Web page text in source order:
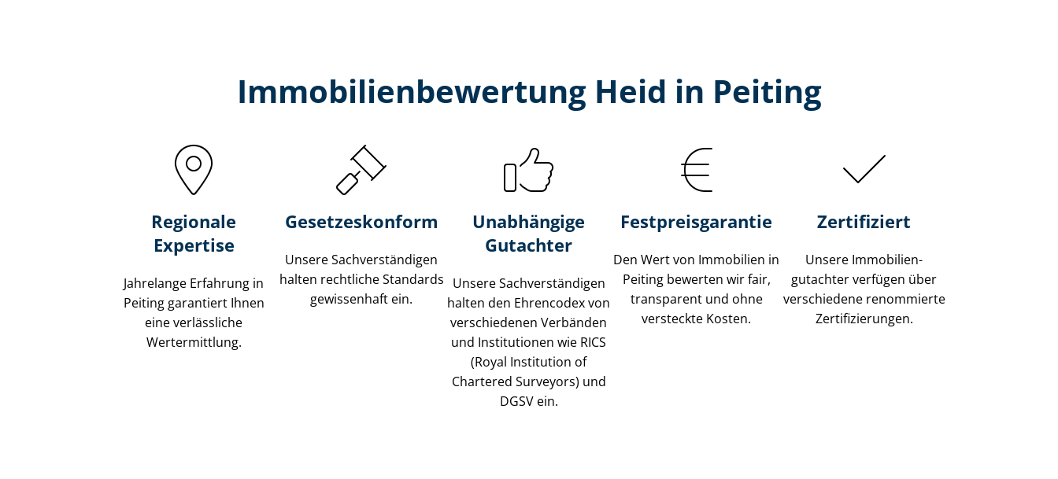
Immobilien­bewertung Heid in Peiting
Regionale
Expertise
Jahrelange Erfahrung in
Peiting garantiert Ihnen
eine verlässliche
Wertermittlung.
Gesetzes­konform
Unsere Sach­ver­stän­di­gen
halten rechtliche Standards
gewissenhaft ein.
Unabhängige
Gutachter
Unsere Sach­ver­stän­di­gen
halten den Ehrencodex von
verschiedenen Verbänden
und Institutionen wie RICS
(Royal Institution of
Chartered Surveyors) und
DGSV ein.
Festpreis​garantie
Den Wert von Immobilien in
Peiting bewerten wir fair,
transparent und ohne
versteckte Kosten.
Zertifiziert
Unsere Immobilien­
gutachter verfügen über
verschiedene renommierte
Zer­ti­fi­zie­run­gen.